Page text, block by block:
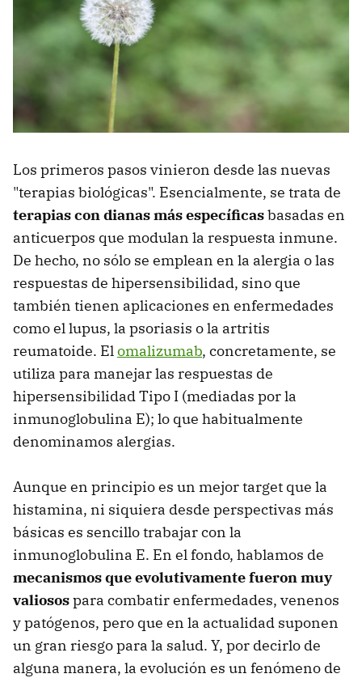
Los primeros pasos vinieron desde las nuevas
"terapias biológicas". Esencialmente, se trata de
terapias con dianas más específicasbasadas en
anticuerpos que modulan la respuesta inmune.
De hecho, no sólo se emplean en la alergia o las
respuestas de hipersensibilidad, sino que
también tienen aplicaciones en enfermedades
como el lupus, la psoriasis o la artritis
reumatoide. Elomalizumab, concretamente, se
utiliza para manejar las respuestas de
hipersensibilidad Tipo I (mediadas por la
inmunoglobulina E); lo que habitualmente
denominamos alergias.
Aunque en principio es un mejor target que la
histamina, ni siquiera desde perspectivas más
básicas es sencillo trabajar con la
inmunoglobulina E. En el fondo, hablamos de
mecanismos que evolutivamente fueron muy
valiosospara combatir enfermedades, venenos
y patógenos, pero que en la actualidad suponen
un gran riesgo para la salud. Y, por decirlo de
alguna manera, la evolución es un fenómeno de